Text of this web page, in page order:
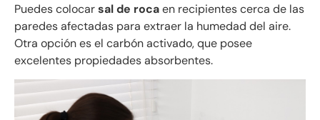
Puedes colocarsal de rocaen recipientes cerca de las
paredes afectadas para extraer la humedad del aire.
Otra opción es el carbón activado, que posee
excelentes propiedades absorbentes.